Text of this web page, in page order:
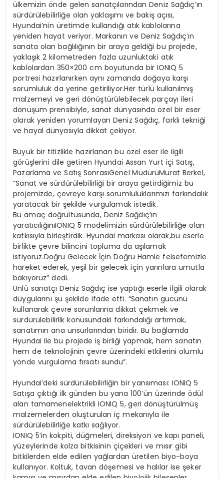
ülkemizin önde gelen sanatçılarından Deniz Sağdıç’ın
sürdürülebilirliğe olan yaklaşımı ve bakış açısı,
Hyundai’nin üretimde kullandığı atık kablolarına
yeniden hayat veriyor. Markanın ve Deniz Sağdıç’ın
sanata olan bağlılığının bir araya geldiği bu projede,
yaklaşık 2 kilometreden fazla uzunluktaki atık
kablolardan 350×200 cm boyutunda bir IONIQ 5
portresi hazırlanırken aynı zamanda doğaya karşı
sorumluluk da yerine getiriliyor.Her türlü kullanılmış
malzemeyi ve geri dönüştürülebilecek parçayı ileri
dönüşüm prensibiyle, sanat dünyasında özel bir eser
olarak yeniden yorumlayan Deniz Sağdıç, farklı tekniği
ve hayal dünyasıyla dikkat çekiyor.
Büyük bir titizlikle hazırlanan bu özel eser ile ilgili
görüşlerini dile getiren Hyundai Assan Yurt içi Satış,
Pazarlama ve Satış SonrasıGenel MüdürüMurat Berkel,
“Sanat ve sürdürülebilirliği bir araya getirdiğimiz bu
projemizde, çevreye karşı sorumluluklarımızı farkındalık
yaratacak bir şekilde vurgulamak istedik.
Bu amaç doğrultusunda, Deniz Sağdıç’ın
yaratıcılığınıIONIQ 5 modelimizin sürdürülebilirliğe olan
katkısıyla birleştirdik. Hyundai markası olarak,bu eserle
birlikte çevre bilincini topluma da aşılamak
istiyoruz.Doğru Gelecek İçin Doğru Hamle felsefemizle
hareket ederek, yeşil bir gelecek için yarınlara umutla
bakıyoruz” dedi.
Ünlü sanatçı Deniz Sağdıç ise yaptığı eserle ilgili olarak
duygularını şu şekilde ifade etti. “Sanatın gücünü
kullanarak çevre sorunlarına dikkat çekmek ve
sürdürülebilirlik konusundaki farkındalığı artırmak,
sanatımın ana unsurlarından biridir. Bu bağlamda
Hyundai ile bu projede iş birliği yapmak, hem sanatın
hem de teknolojinin çevre üzerindeki etkilerini olumlu
yönde vurgulama fırsatı sundu”.
Hyundai’deki sürdürülebilirliğin bir yansıması: IONIQ 5
Satışa çıktığı ilk günden bu yana 100’ün üzerinde ödül
alan tamamenelektrikli IONIQ 5, geri dönüştürülmüş
malzemelerden oluşturulan iç mekanıyla ile
sürdürülebilirliğe katkı sağlıyor.
IONIQ 5’in kokpiti, düğmeleri, direksiyon ve kapı paneli,
yüzeylerinde kolza bitkisinin çiçekleri ve mısır gibi
bitkilerden elde edilen yağlardan üretilen biyo-boya
kullanıyor. Koltuk, tavan döşemesi ve halılar ise şeker